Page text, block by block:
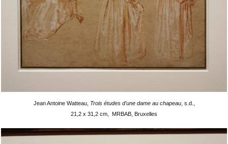
Jean Antoine Watteau, Trois études d'une dame au chapeau, s.d.,
21,2 x 31,2 cm, MRBAB, Bruxelles